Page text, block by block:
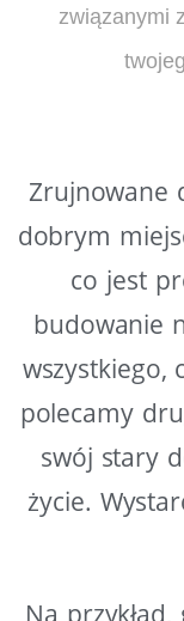
związanymi
Zrujnowane
dobrym
co jest
budowanie
wszystkiego,
polecamy
swój stary
życie.
Na